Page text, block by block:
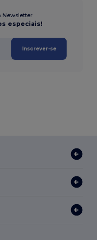
Newsletter
especiais!
Inscrever-se